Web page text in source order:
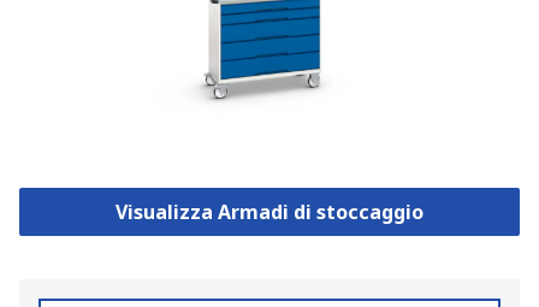
Visualizza Armadi di stoccaggio